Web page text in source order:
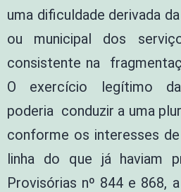
uma dificuldade derivada
ou municipal dos
consistente na
O exercício legítimo
poderia conduzir a uma
conforme os interesses
linha do que já haviam
Provisórias nº 844 e 868,